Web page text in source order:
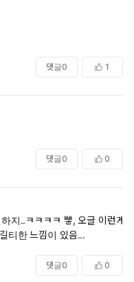
겨운 범죄자 자질 드러내며 붙
하는 쪽. 후자에선 나중에 전자
로 나뉘고요.
루트를 타는 것 같지만 씬 때
도 않아요;; 잘못하면 회피해서
댓글0 1
댓글0 0
지..ㅋㅋㅋㅋ 빻, 오글 이런게
티한 느낌이 있음...
댓글0 0